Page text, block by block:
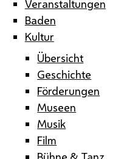
Veranstaltungen
Baden
Kultur
Übersicht
Geschichte
Förderungen
Museen
Musik
Film